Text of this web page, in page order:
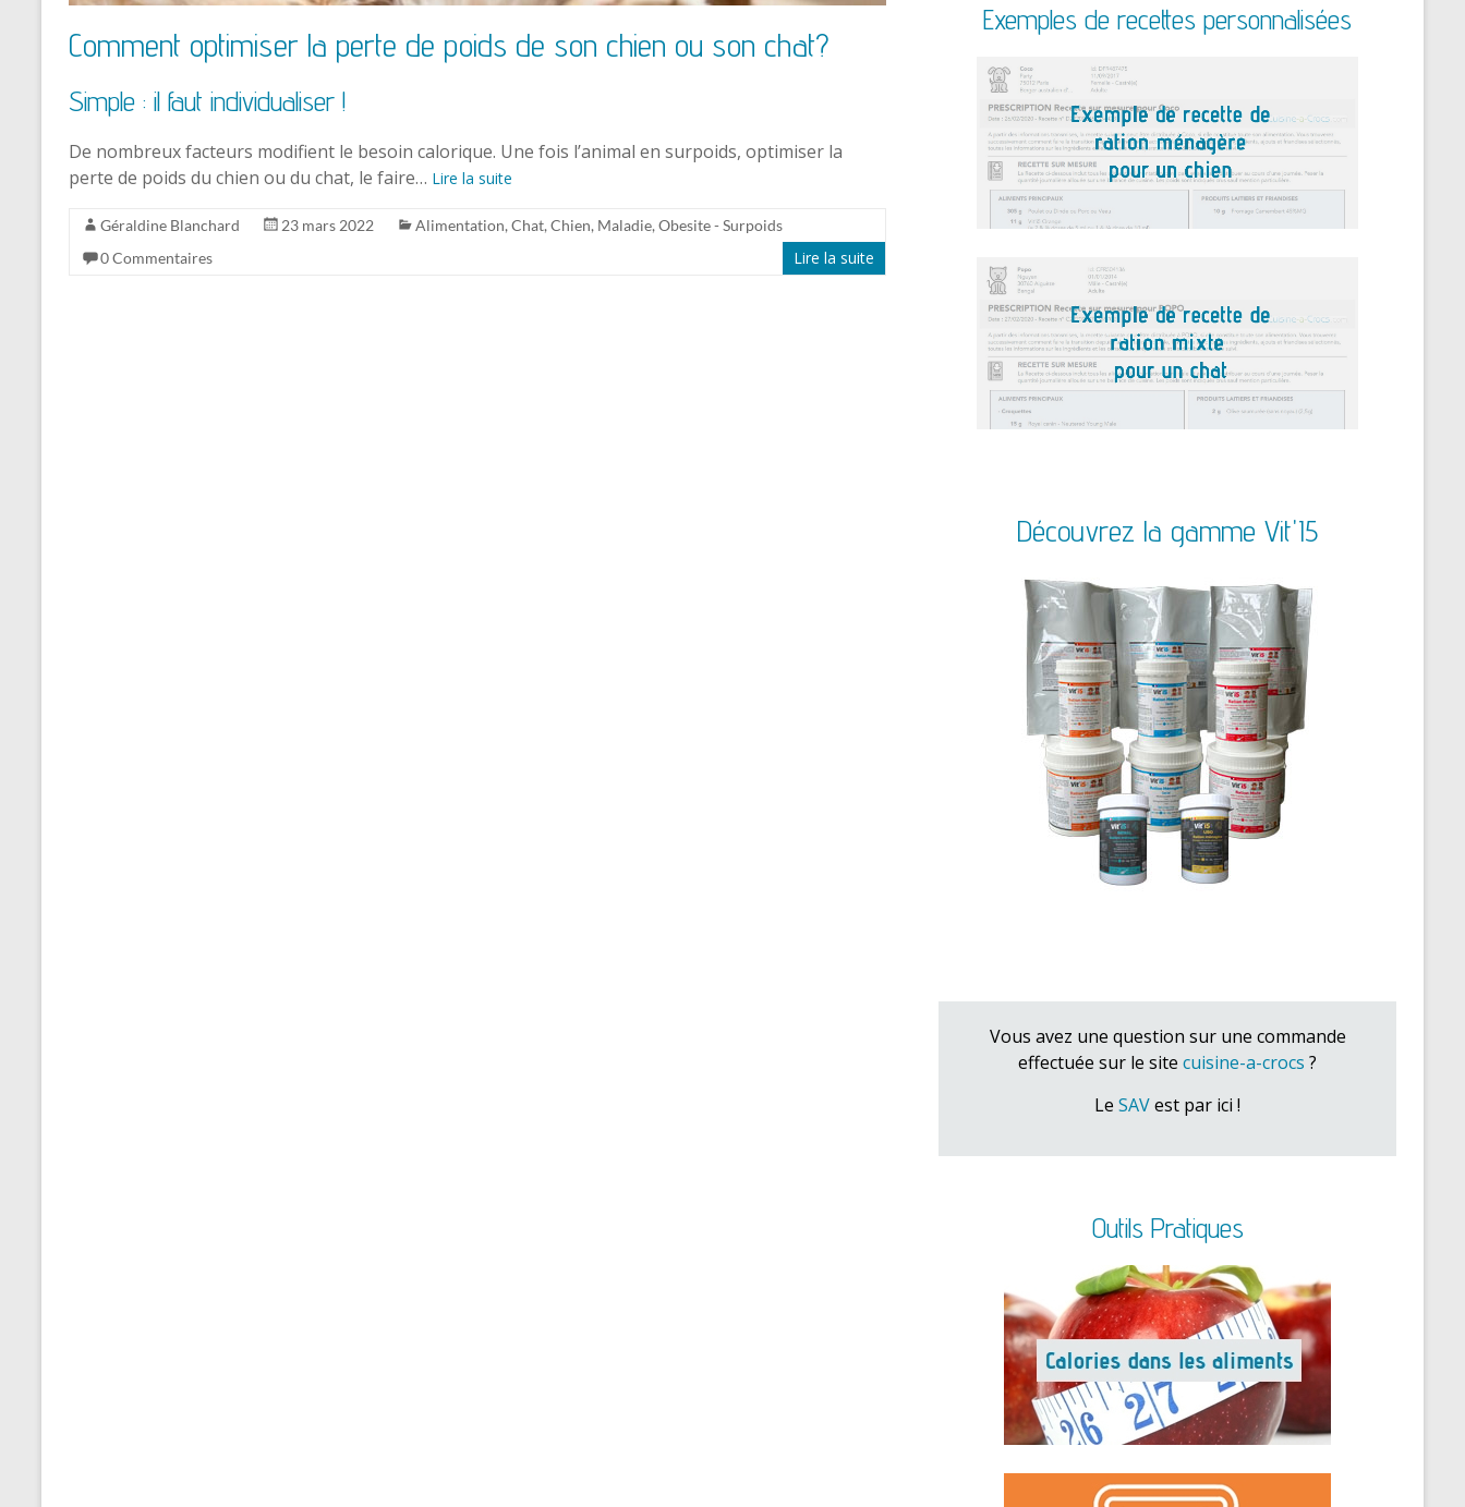
Comment optimiser la perte de poids de son chien ou son chat?
Simple : il faut individualiser !
De nombreux facteurs modifient le besoin calorique. Une fois l’animal en surpoids, optimiser la
perte de poids du chien ou du chat, le faire… Lire la suite
Géraldine Blanchard 23 mars 2022 Alimentation, Chat, Chien, Maladie, Obesite - Surpoids
0 Commentaires
Lire la suite
Exemples de recettes personnalisées
Découvrez la gamme Vit'I5
Vous avez une question sur une commande
effectuée sur le site cuisine-a-crocs ?
Le SAVest par ici !
Outils Pratiques